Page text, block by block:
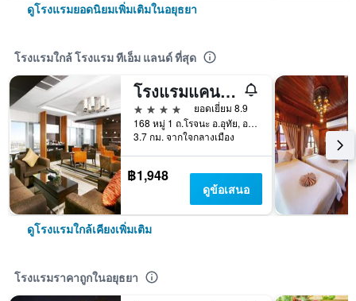
ดูโรงแรมยอดนิยมเพิ่มเติมในอยุธยา
โรงแรมใกล้ โรงแรม ทีเอ็ม แลนด์ ที่สุด
โรงแรมแคนทารี่ อยุธยา
4 ดาว
ยอดเยี่ยม 8.9
168 หมู่ 1 ถ.โรจนะ อ.อุทัย, อยุธยา, อยุธยา, ประเทศไทย
3.7 กม. จากใจกลางเมือง
฿1,948
ดูข้อเสนอ
ดูโรงแรมใกล้เคียงเพิ่มเติม
โรงแรมราคาถูกในอยุธยา